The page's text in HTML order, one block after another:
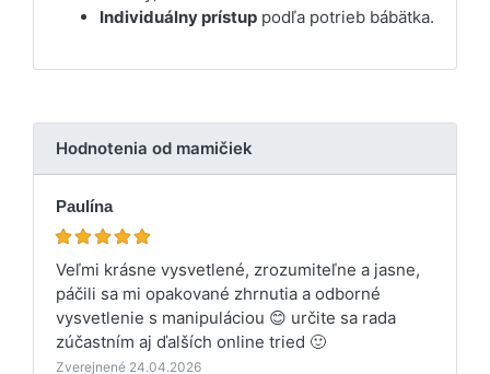
Individuálny prístup podľa potrieb bábätka.
Hodnotenia od mamičiek
Paulína
Veľmi krásne vysvetlené, zrozumiteľne a jasne,
páčili sa mi opakované zhrnutia a odborné
vysvetlenie s manipuláciou 😊 určite sa rada
zúčastním aj ďalších online tried 🙂
Zverejnené 24.04.2026